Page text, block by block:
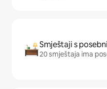
Smještaji s
20 smještaja ima